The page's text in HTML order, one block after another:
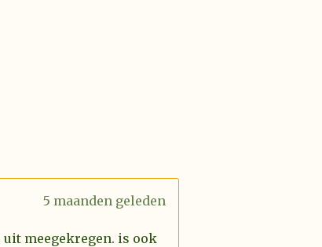
5 maanden geleden
uit meegekregen. is ook